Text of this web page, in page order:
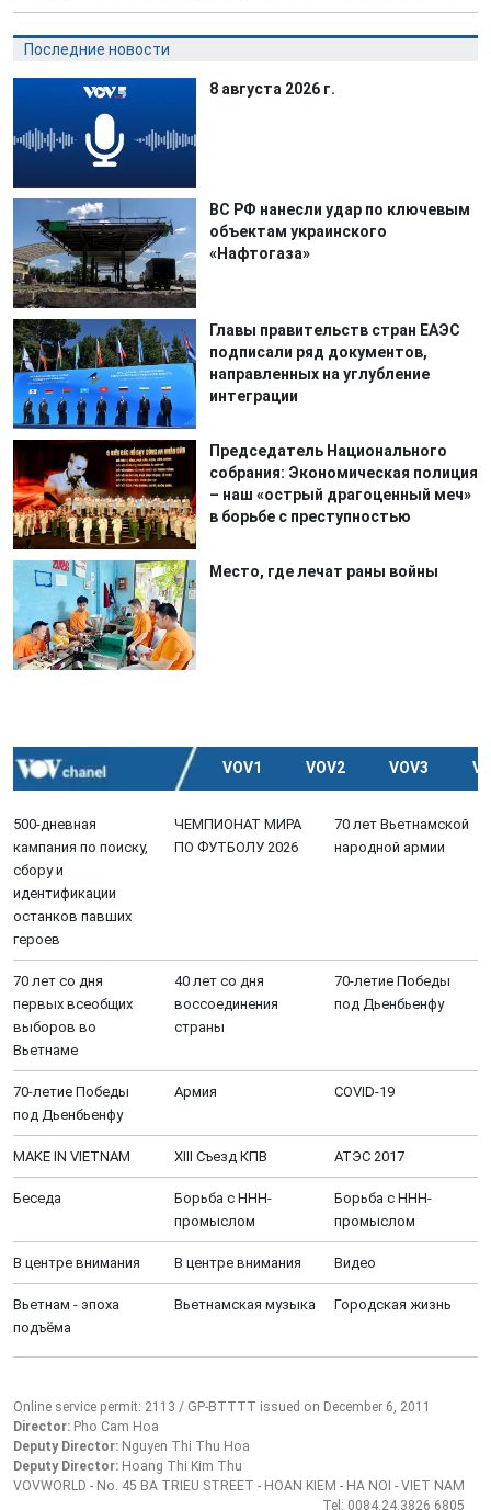
Последние новости
8 августа 2026 г.
ВС РФ нанесли удар по ключевым
объектам украинского
«Нафтогаза»
Главы правительств стран ЕАЭС
подписали ряд документов,
направленных на углубление
интеграции
Председатель Национального
собрания: Экономическая полиция
– наш «острый драгоценный меч»
в борьбе с преступностью
Место, где лечат раны войны
VOV1 VOV2 VOV3
500-дневная
кампания по поиску,
сбору и
идентификации
останков павших
героев
ЧЕМПИОНАТ МИРА
ПО ФУТБОЛУ 2026
70 лет Вьетнамской
народной армии
70 лет со дня
первых всеобщих
выборов во
Вьетнаме
40 лет со дня
воссоединения
страны
70-летие Победы
под Дьенбьенфу
70-летие Победы
под Дьенбьенфу
Aрмия COVID-19
MAKE IN VIETNAM XIII Cъезд КПВ АТЭС 2017
Беседа
Борьба с ННН-
промыслом
Борьба с ННН-
промыслом
В центре внимания В центре внимания Видео
Вьетнам - эпоха
подъёма
Вьетнамская музыка Городская жизнь
Online service permit: 2113 / GP-BTTTT issued on December 6, 2011
Director: Pho Cam Hoa
Deputy Director: Nguyen Thi Thu Hoa
Deputy Director: Hoang Thi Kim Thu
VOVWORLD - No. 45 BA TRIEU STREET - HOAN KIEM - HA NOI - VIET NAM
Tel: 0084.24.3826 6805